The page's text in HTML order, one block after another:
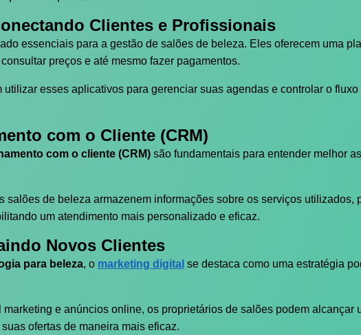
Clientes e Profissionais
essenciais para a gestão de salões de beleza. Eles oferecem uma
preços e até mesmo fazer pagamentos.
esses aplicativos para gerenciar suas agendas e controlar o
com o Cliente (CRM)
com o cliente (CRM) são fundamentais para entender melhor
salões de beleza armazenem informações sobre os serviços utilizados,
um atendimento mais personalizado e eficaz.
Novos Clientes
para beleza, o marketing digital se destaca como uma estratégia
e anúncios online, os proprietários de salões podem alcançar
ofertas de maneira mais eficaz.